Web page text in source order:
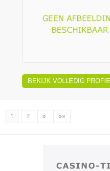
BEKIJK VOLLEDIG
1 2 » »»